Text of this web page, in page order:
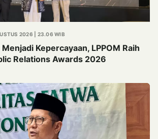
2026 | 23.06 WIB
Kepercayaan, LPPOM Raih
Relations Awards 2026